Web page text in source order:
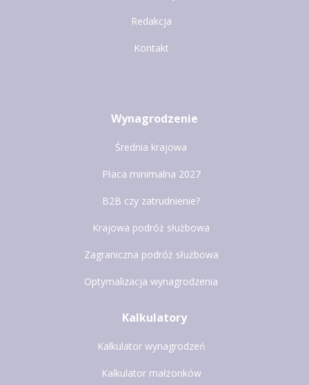
Redakcja
Kontakt
Wynagrodzenie
Średnia krajowa
Płaca minimalna 2027
B2B czy zatrudnienie?
Krajowa podróż służbowa
Zagraniczna podróż służbowa
Optymalizacja wynagrodzenia
Kalkulatory
Kalkulator wynagrodzeń
Kalkulator małżonków